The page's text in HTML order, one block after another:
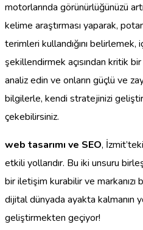
motorlarında görünürlüğünüzü
kelime araştırması yaparak,
terimleri kullandığını belirlemek,
şekillendirmek açısından kritik
analiz edin ve onların güçlü ve
bilgilerle, kendi stratejinizi
çekebilirsiniz.
web tasarımı ve SEO,
etkili yollarıdır. Bu iki unsuru
bir iletişim kurabilir ve markanızı
dijital dünyada ayakta kalmanın
geliştirmekten geçiyor!